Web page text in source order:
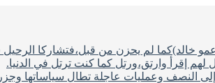
خالد)كما لم يحزن من قبل،فتشاركا الرحيل
إقرأ وارتق،ورتل كما كنت ترتل في الدنيا.
النصف وعمليات عاجلة تطال سياساتها